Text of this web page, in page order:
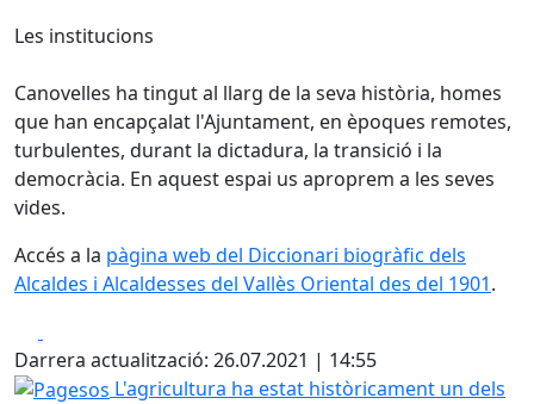
Les institucions
Canovelles ha tingut al llarg de la seva història, homes
que han encapçalat l'Ajuntament, en èpoques remotes,
turbulentes, durant la dictadura, la transició i la
democràcia. En aquest espai us aproprem a les seves
vides.
Accés a la pàgina web del Diccionari biogràfic dels
Alcaldes i Alcaldesses del Vallès Oriental des del 1901.
Darrera actualització: 26.07.2021 | 14:55
Pagesos
L'agricultura ha estat històricament un dels